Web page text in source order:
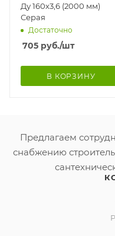
Ду 160х3,6 (2000 мм)
Серая
Достаточно
705 руб./шт
В КОРЗИНУ
Предлагаем
снабжению